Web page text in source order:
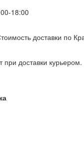
18:00
доставки по
при доставки